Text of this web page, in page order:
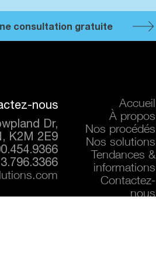
consultation gratuite
nous
Dr,
K2M 2E9
Accueil
À propos
Nos procédés
Nos solutions
Tendances &
informations
Contactez-
nous